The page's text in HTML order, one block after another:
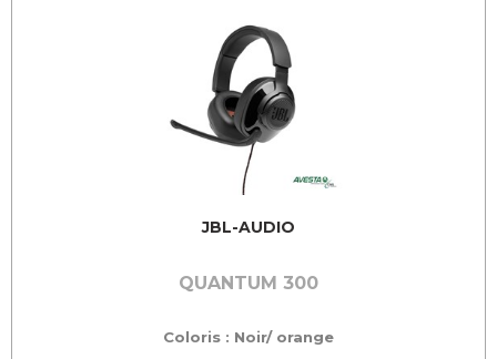
JBL-AUDIO
QUANTUM 300
Coloris : Noir/ orange